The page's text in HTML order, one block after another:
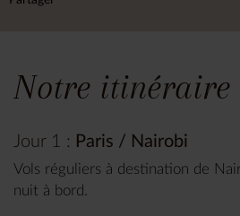
Notre itinéraire
Jour 1 : Paris / Nairobi
Vols réguliers à destination de
nuit à bord.